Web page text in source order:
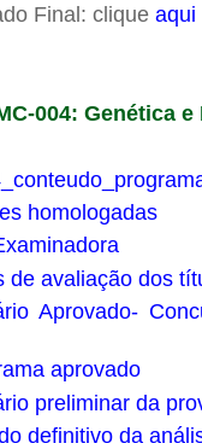
Final: clique aqui
004: Genética
homologadas
de avaliação dos
Aprovado-
aprovado
preliminar da
definitivo da